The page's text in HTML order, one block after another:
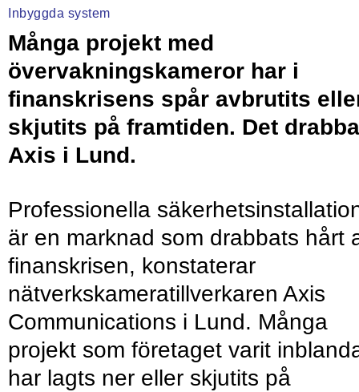
Inbyggda system
Många projekt med
övervakningskameror har i
finanskrisens spår avbrutits
skjutits på framtiden. Det
Axis i Lund.
Professionella
är en marknad som drabbats hårt
finanskrisen, konstaterar
nätverkskameratillverkaren Axis
Communications i Lund. Många
projekt som företaget varit
har lagts ner eller skjutits på